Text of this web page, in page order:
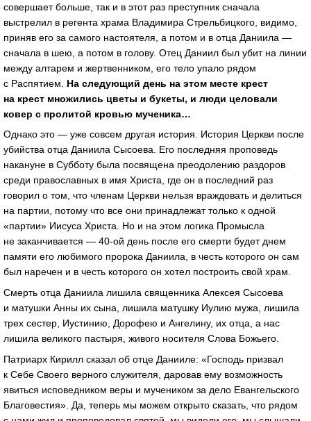
совершает больше, так и в этот раз преступник сначала
выстрелил в регента храма Владимира Стрельбицкого, видимо,
приняв его за самого настоятеля, а потом и в отца Даниила —
сначала в шею, а потом в голову. Отец Даниил был убит на линии
между алтарем и жертвенником, его тело упало рядом
с Распятием. На следующий день на этом месте крест
на крест множились цветы и букеты, и люди целовали
ковер с пролитой кровью мученика…
Однако это — уже совсем другая история. История Церкви после
убийства отца Даниила Сысоева. Его последняя проповедь
накануне в Субботу была посвящена преодолению раздоров
среди православных в имя Христа, где он в последний раз
говорил о том, что членам Церкви нельзя враждовать и делиться
на партии, потому что все они принадлежат только к одной
«партии» Иисуса Христа. Но и на этом логика Промысла
не заканчивается — 40-ой день после его смерти будет днем
памяти его любимого пророка Даниила, в честь которого он сам
был наречен и в честь которого он хотел построить свой храм.
Смерть отца Даниила лишила священника Алексея Сысоева
и матушки Анны их сына, лишила матушку Иулию мужа, лишила
трех сестер, Иустинию, Дорофею и Ангелину, их отца, а нас
лишила великого пастыря, живого носителя Слова Божьего.
Патриарх Кирилл сказал об отце Данииле: «Господь призвал
к Себе Своего верного служителя, даровав ему возможность
явиться исповедником веры и мучеником за дело Евангельского
Благовестия». Да, теперь мы можем открыто сказать, что рядом